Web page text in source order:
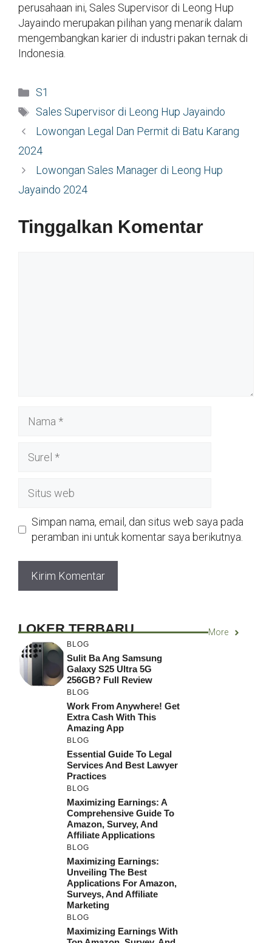
perusahaan ini, Sales Supervisor di Leong Hup
Jayaindo merupakan pilihan yang menarik dalam
mengembangkan karier di industri pakan ternak di
Indonesia.
Kategori
S1
Tag
Sales Supervisor di Leong Hup Jayaindo
Lowongan Legal Dan Permit di Batu Karang
2024
Lowongan Sales Manager di Leong Hup
Jayaindo 2024
Tinggalkan Komentar
web
Simpan nama, email, dan situs web saya pada
peramban ini untuk komentar saya berikutnya.
LOKER TERBARU More
BLOG
Sulit Ba Ang Samsung
Galaxy S25 Ultra 5G
256GB? Full Review
BLOG
Work From Anywhere! Get
Extra Cash With This
Amazing App
BLOG
Essential Guide To Legal
Services And Best Lawyer
Practices
BLOG
Maximizing Earnings: A
Comprehensive Guide To
Amazon, Survey, And
Affiliate Applications
BLOG
Maximizing Earnings:
Unveiling The Best
Applications For Amazon,
Surveys, And Affiliate
Marketing
BLOG
Maximizing Earnings With